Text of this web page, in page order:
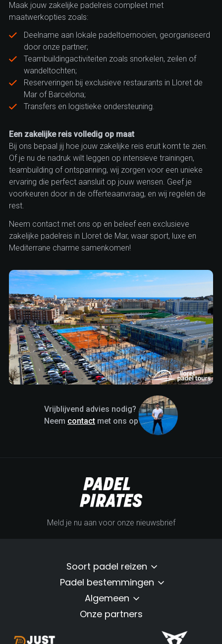
Maak jouw zakelijke padelreis compleet met
maatwerkopties zoals:
Deelname aan lokale padeltoernooien, georganiseerd
door onze partner;
Teambuildingactiviteiten zoals snorkelen, zeilen of
wandeltochten;
Reserveringen bij exclusieve restaurants in Lloret de
Mar of Barcelona;
Transfers en logistieke ondersteuning.
Een zakelijke reis volledig op maat
Bij ons bepaal jij hoe jouw zakelijke reis eruit komt te zien.
Of je nu de nadruk wilt leggen op intensieve trainingen,
teambuilding of ontspanning, wij zorgen voor een unieke
ervaring die perfect aansluit op jouw wensen. Geef je
voorkeuren door in de offerteaanvraag, en wij regelen de
rest.
Neem contact met ons op en beleef een exclusieve
zakelijke padelreis in Lloret de Mar, waar sport, luxe en
Mediterrane charme samenkomen!
Vrijblijvend advies nodig?
Neem contact met ons op
Meld je nu aan voor onze nieuwsbrief
Soort padel reizen
Padel bestemmingen
Algemeen
Onze partners